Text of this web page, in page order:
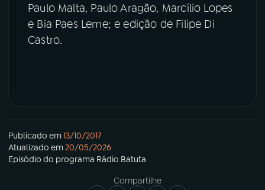
Paulo Malta, Paulo Aragão, Marcílio Lopes
e Bia Paes Leme; e edição de Filipe Di
Castro.
Publicado em13/10/2017
Atualizado em20/05/2026
Episódio do programa Rádio Batuta
Compartilhe